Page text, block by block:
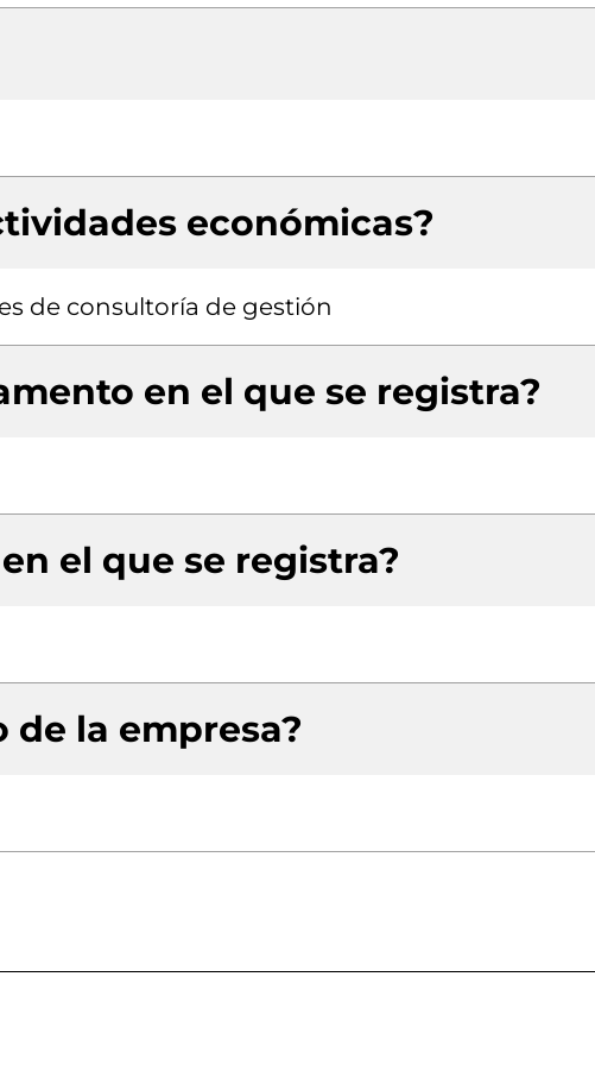
económicas?
de consultoría de gestión
en el que se registra?
el que se registra?
de la empresa?